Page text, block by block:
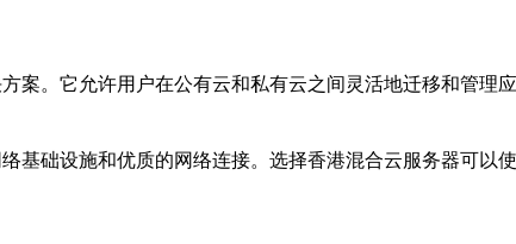
案。它允许用户在公有云和私有云之间灵活地迁移和管理
基础设施和优质的网络连接。选择香港混合云服务器可以